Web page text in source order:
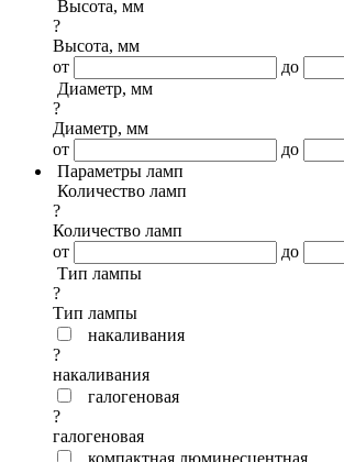
Высота, мм
?
Высота, мм
от
до
Диаметр, мм
?
Диаметр, мм
от
до
Параметры ламп
Количество ламп
?
Количество ламп
от
до
Тип лампы
?
Тип лампы
накаливания
?
накаливания
галогеновая
?
галогеновая
компактная люминесцентная